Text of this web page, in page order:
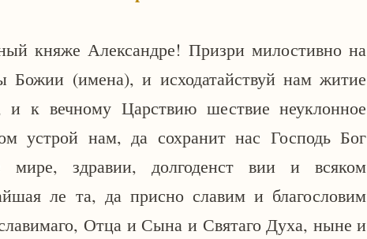
княже Александре! Призри милостивно на
Божии (имена), и исходатайствуй нам житие
и к вечному Царствию шествие неуклонное
устрой нам, да сохранит нас Господь Бог
мире, здравии, долгоденст вии и всяком
ле та, да присно славим и благословим
Отца и Сына и Святаго Духа, ныне и